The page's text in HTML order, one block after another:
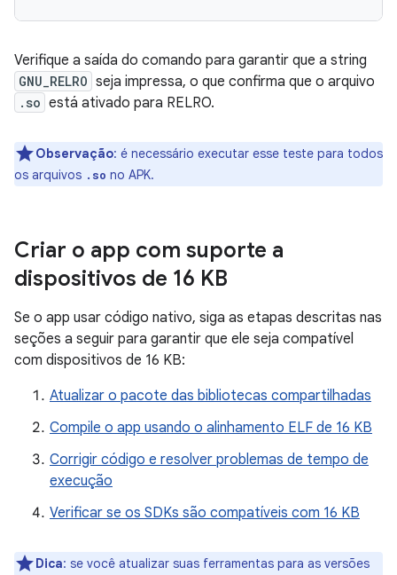
Verifique a saída do comando para garantir que a string
GNU_RELRO seja impressa, o que confirma que o arquivo
.so está ativado para RELRO.
Observação: é necessário executar esse teste para todos
os arquivos .so no APK.
Criar o app com suporte a
dispositivos de 16 KB
Se o app usar código nativo, siga as etapas descritas nas
seções a seguir para garantir que ele seja compatível
com dispositivos de 16 KB:
Atualizar o pacote das bibliotecas compartilhadas
Compile o app usando o alinhamento ELF de 16 KB
Corrigir código e resolver problemas de tempo de
execução
Verificar se os SDKs são compatíveis com 16 KB
Dica: se você atualizar suas ferramentas para as versões